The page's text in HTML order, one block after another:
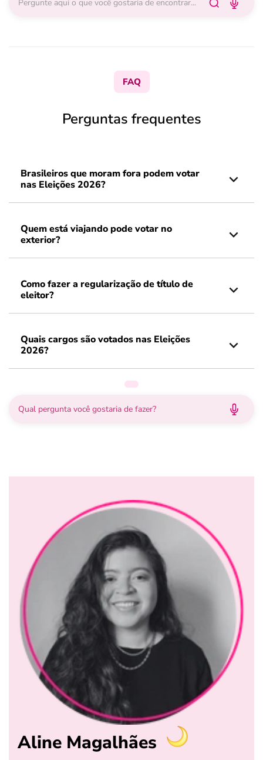
FAQ
Perguntas frequentes
Brasileiros que moram fora podem votar
nas Eleições 2026?
Quem está viajando pode votar no
exterior?
Como fazer a regularização de título de
eleitor?
Quais cargos são votados nas Eleições
2026?
Aline Magalhães